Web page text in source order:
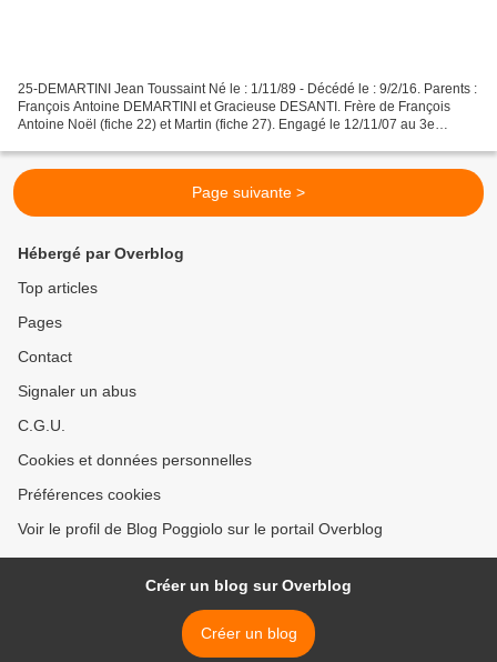
25-DEMARTINI Jean Toussaint Né le : 1/11/89 - Décédé le : 9/2/16. Parents :
François Antoine DEMARTINI et Gracieuse DESANTI. Frère de François
Antoine Noël (fiche 22) et Martin (fiche 27). Engagé le 12/11/07 au 3e
Page suivante >
Hébergé par Overblog
Top articles
Pages
Contact
Signaler un abus
C.G.U.
Cookies et données personnelles
Préférences cookies
Voir le profil de Blog Poggiolo sur le portail Overblog
Créer un blog sur Overblog
Créer un blog